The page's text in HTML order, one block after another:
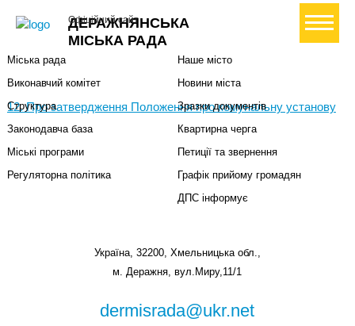
ДЕРАЖНЯНСЬКА
МІСЬКА РАДА
Офіційний сайт+ Створити петицію
12. Про затвердження Положення про комунальну установу
Міський голова
Міська рада
Виконавчий комітет
Структура
Законодавча база
Міські програми
Регуляторна політика
Наше місто
Новини міста
Зразки документів
Квартирна черга
Петиції та звернення
Графік прийому громадян
ДПС інформує
Україна, 32200, Хмельницька обл.,
м. Деражня, вул.Миру,11/1
dermisrada@ukr.net